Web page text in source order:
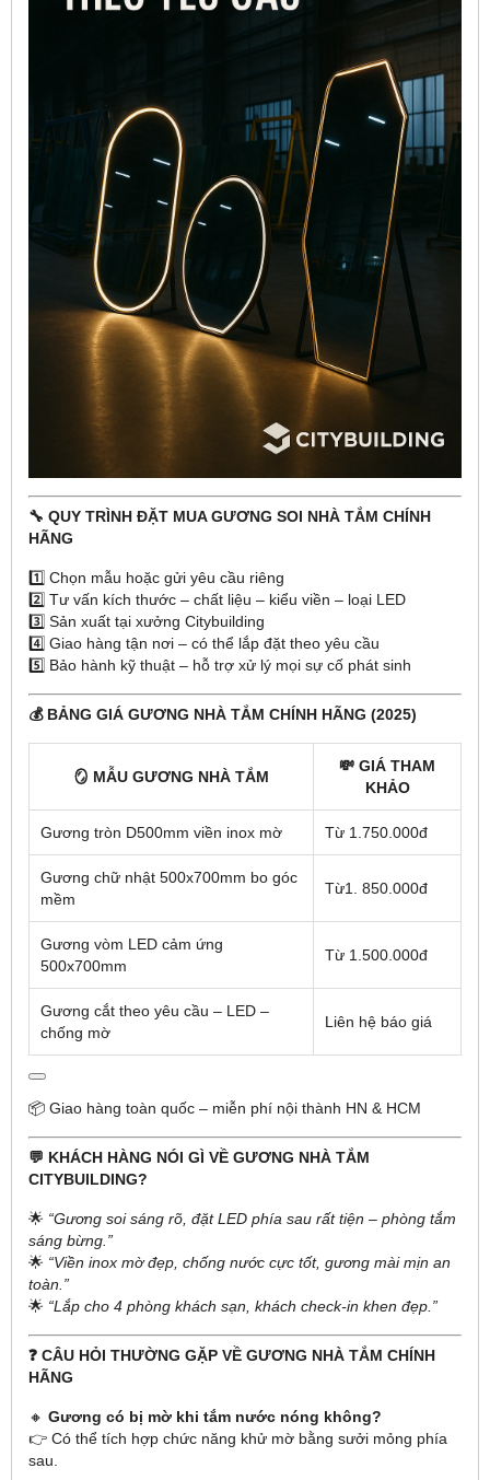
🔧 QUY TRÌNH ĐẶT MUA GƯƠNG SOI NHÀ TẮM CHÍNH
HÃNG
1️⃣ Chọn mẫu hoặc gửi yêu cầu riêng
2️⃣ Tư vấn kích thước – chất liệu – kiểu viền – loại LED
3️⃣ Sản xuất tại xưởng Citybuilding
4️⃣ Giao hàng tận nơi – có thể lắp đặt theo yêu cầu
5️⃣ Bảo hành kỹ thuật – hỗ trợ xử lý mọi sự cố phát sinh
💰 BẢNG GIÁ GƯƠNG NHÀ TẮM CHÍNH HÃNG (2025)
🪞 MẪU GƯƠNG NHÀ TẮM
💸 GIÁ THAM
KHẢO
Gương tròn D500mm viền inox mờ Từ 1.750.000đ
Gương chữ nhật 500x700mm bo góc
mềm
Từ1. 850.000đ
Gương vòm LED cảm ứng
500x700mm
Từ 1.500.000đ
Gương cắt theo yêu cầu – LED –
chống mờ
Liên hệ báo giá
📦 Giao hàng toàn quốc – miễn phí nội thành HN & HCM
💬 KHÁCH HÀNG NÓI GÌ VỀ GƯƠNG NHÀ TẮM
CITYBUILDING?
🌟 “Gương soi sáng rõ, đặt LED phía sau rất tiện – phòng tắm
sáng bừng.”
🌟 “Viền inox mờ đẹp, chống nước cực tốt, gương mài mịn an
toàn.”
🌟 “Lắp cho 4 phòng khách sạn, khách check-in khen đẹp.”
❓ CÂU HỎI THƯỜNG GẶP VỀ GƯƠNG NHÀ TẮM CHÍNH
HÃNG
🔸 Gương có bị mờ khi tắm nước nóng không?
👉 Có thể tích hợp chức năng khử mờ bằng sưởi mỏng phía
sau.